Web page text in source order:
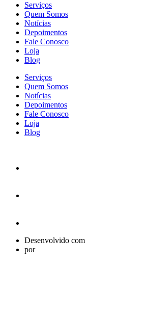
Serviços
Quem Somos
Notícias
Depoimentos
Fale Conosco
Loja
Blog
Serviços
Quem Somos
Notícias
Depoimentos
Fale Conosco
Loja
Blog
Desenvolvido com
por